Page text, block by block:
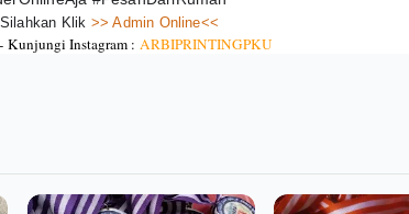
Klik >> Admin Online<<
- Kunjungi Instagram : ARBIPRINTINGPKU